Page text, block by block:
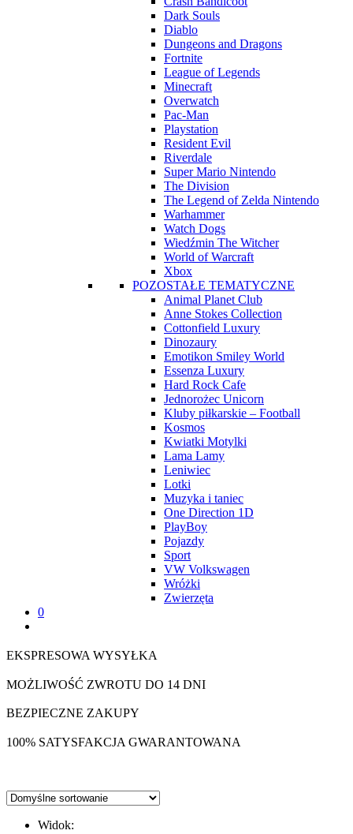
Dark Souls
Diablo
Dungeons and Dragons
Fortnite
League of Legends
Minecraft
Overwatch
Pac-Man
Playstation
Resident Evil
Riverdale
Super Mario Nintendo
The Division
The Legend of Zelda Nintendo
Warhammer
Watch Dogs
Wiedźmin The Witcher
World of Warcraft
Xbox
POZOSTAŁE TEMATYCZNE
Animal Planet Club
Anne Stokes Collection
Cottonfield Luxury
Dinozaury
Emotikon Smiley World
Essenza Luxury
Hard Rock Cafe
Jednorożec Unicorn
Kluby piłkarskie – Football
Kosmos
Kwiatki Motylki
Lama Lamy
Leniwiec
Lotki
Muzyka i taniec
One Direction 1D
PlayBoy
Pojazdy
Sport
VW Volkswagen
Wróżki
Zwierzęta
0
EKSPRESOWA WYSYŁKA
MOŻLIWOŚĆ ZWROTU DO 14 DNI
BEZPIECZNE ZAKUPY
100% SATYSFAKCJA GWARANTOWANA
Widok: